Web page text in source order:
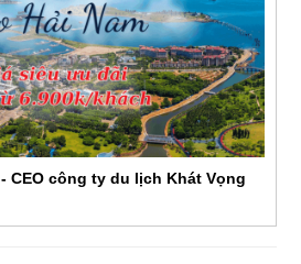
- CEO công ty du lịch Khát Vọng